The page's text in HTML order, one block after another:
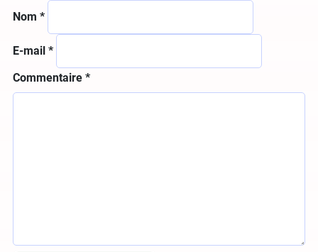
Commentaire *
Nom *
E-mail *